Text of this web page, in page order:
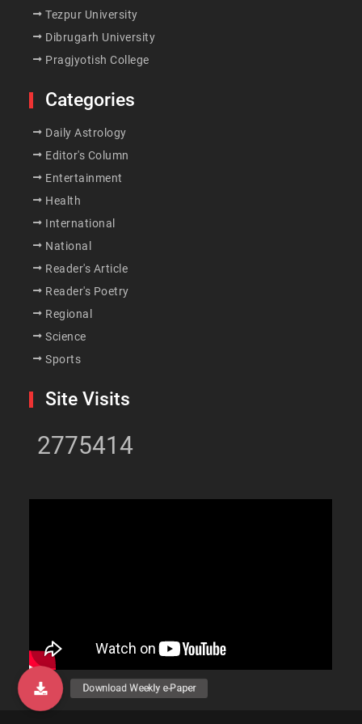
Tezpur University
Dibrugarh University
Pragjyotish College
Categories
Daily Astrology
Editor's Column
Entertainment
Health
International
National
Reader's Article
Reader's Poetry
Regional
Science
Sports
Site Visits
2775414